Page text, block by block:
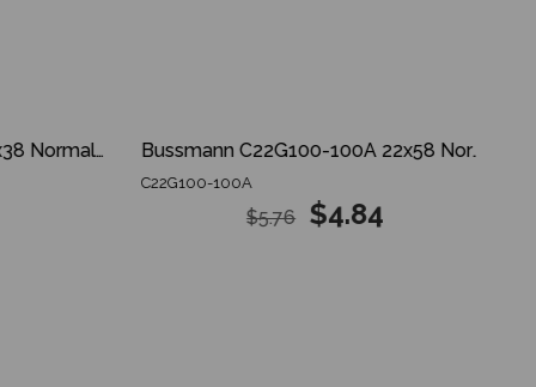
Bussmann C10G10-10A 10x38 Normal Sigorta Bussmann C22G100-100A 22x58 Normal Sigorta
C22G100-100A
$4.84
$5.76